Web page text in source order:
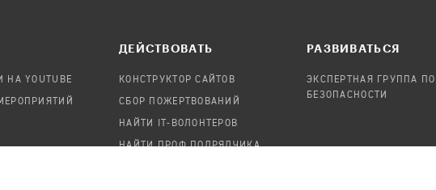
YOUTUBE
ДЕЙСТВОВАТЬ
КОНСТРУКТОР САЙТОВ
СБОР ПОЖЕРТВОВАНИЙ
НАЙТИ IT-ВОЛОНТЕРОВ
НАЙТИ ПРОФ.ПОДРЯДЧИКА
РАЗВИВАТЬСЯ
ЭКСПЕРТНАЯ ГРУППА ПО
БЕЗОПАСНОСТИ